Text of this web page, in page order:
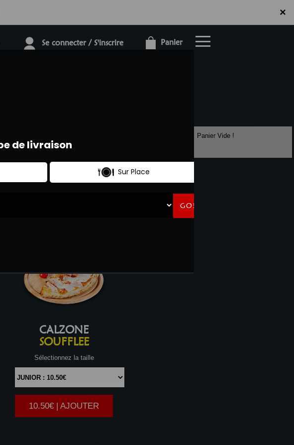
×
Se connecter / S'inscrire Panier
×
CALZONE
SOUFFLEE
Sélectionnez la taille
|
10.50€ | AJOUTER
Panier Vide !